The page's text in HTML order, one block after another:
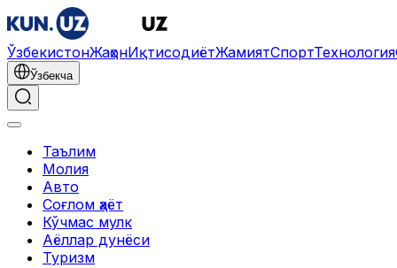
ЎзбекистонЖаҳонИқтисодиётЖамиятСпортТехнология
Ўзбекча
Таълим
Молия
Авто
Соғлом ҳаёт
Кўчмас мулк
Аёллар дунёси
Туризм